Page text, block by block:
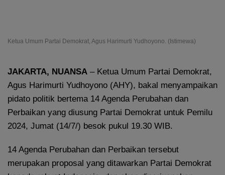
Ketua Umum Partai Demokrat, Agus Harimurti Yudhoyono. (Istimewa)
JAKARTA, NUANSA – Ketua Umum Partai Demokrat,
Agus Harimurti Yudhoyono (AHY), bakal menyampaikan
pidato politik bertema 14 Agenda Perubahan dan
Perbaikan yang diusung Partai Demokrat untuk Pemilu
2024, Jumat (14/7/) besok pukul 19.30 WIB.
14 Agenda Perubahan dan Perbaikan tersebut
merupakan proposal yang ditawarkan Partai Demokrat